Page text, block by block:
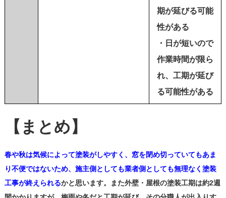
期が延びる可能
性がある
・日が短いので
作業時間が限ら
れ、工期が延び
る可能性がある
【まとめ】
春や秋は気候によって塗装がしやすく、窓を閉め切っていてもあま
り不便ではないため、施主側としても業者側としても無理なく塗装
工事が終えられるかと思います。また外壁・屋根の塗装工期は約2週